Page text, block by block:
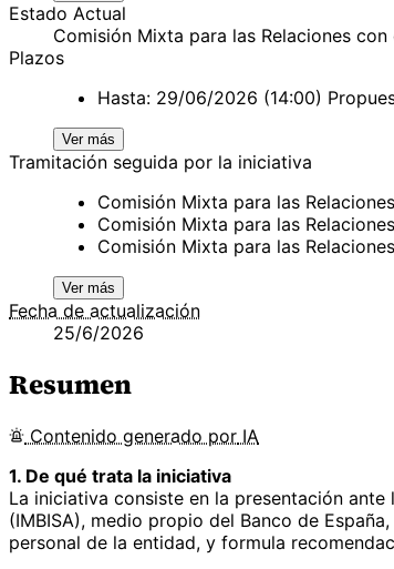
Estado Actual
Comisión Mixta para las Relaciones
Plazos
Hasta: 29/06/2026 (14:00)
Ver más
Tramitación seguida por la iniciativa
Comisión Mixta para las
Comisión Mixta para las
Comisión Mixta para las
Ver más
Fecha de actualización
25/6/2026
Resumen
Contenido generado por IA
1. De qué trata la iniciativa
La iniciativa consiste en la presentación
(IMBISA), medio propio del Banco de
personal de la entidad, y formula